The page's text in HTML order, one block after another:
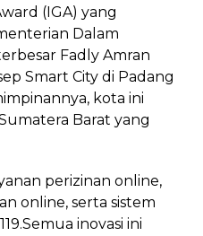
(IGA) yang
Dalam
Fadly Amran
Smart City di Padang
kota ini
Barat yang
perizinan online,
online, serta sistem
inovasi ini